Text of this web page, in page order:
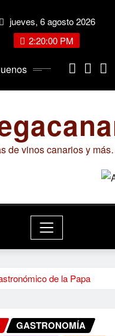
jueves, 6 agosto 2026
2:20:01 PM
de vinos canarios y
de la Papa
GASTRONOMÍA